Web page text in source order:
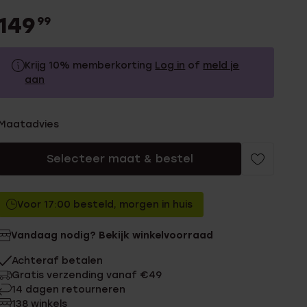
99
Krijg 10% memberkorting Log in of meld je
aan
Zonder memberkorting
Selecteer maat & bestel
Voor 17:00 besteld, morgen in huis
Vandaag nodig? Bekijk winkelvoorraad
Achteraf betalen
Gratis verzending vanaf €49
14 dagen retourneren
138 winkels